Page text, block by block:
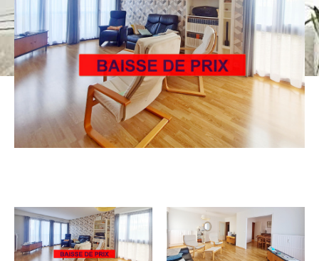
Budget
Budget
Surface
Surface
Pièces
Pièces
AFFINER LES CRITÈRES
TERRASSE PARKING PISCINE